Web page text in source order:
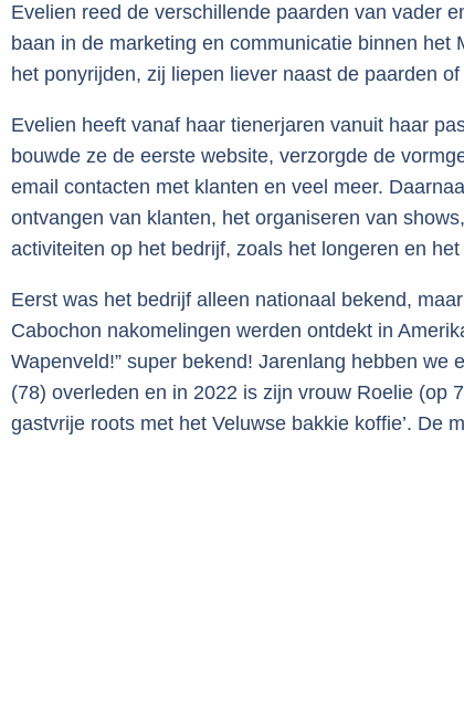
Evelien reed de verschillende paarden van vader
baan in de marketing en communicatie binnen
het ponyrijden, zij liepen liever naast de paarden
Evelien heeft vanaf haar tienerjaren vanuit haar
bouwde ze de eerste website, verzorgde de
email contacten met klanten en veel meer.
ontvangen van klanten, het organiseren van
activiteiten op het bedrijf, zoals het longeren en
Eerst was het bedrijf alleen nationaal bekend,
Cabochon nakomelingen werden ontdekt in
Wapenveld!” super bekend! Jarenlang hebben
(78) overleden en in 2022 is zijn vrouw Roelie (op
gastvrije roots met het Veluwse bakkie koffie’. De